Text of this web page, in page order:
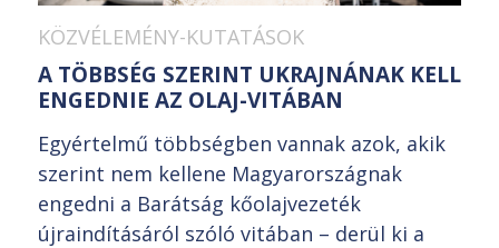
KÖZVÉLEMÉNY-KUTATÁSOK
A TÖBBSÉG SZERINT UKRAJNÁNAK KELL
ENGEDNIE AZ OLAJ-VITÁBAN
Egyértelmű többségben vannak azok, akik
szerint nem kellene Magyarországnak
engedni a Barátság kőolajvezeték
újraindításáról szóló vitában – derül ki a